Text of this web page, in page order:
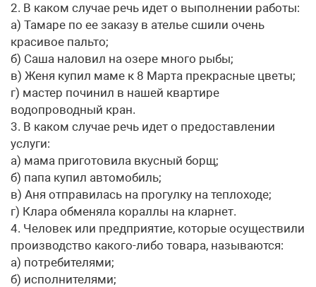
2. В каком случае речь идет о выполнении работы:
а) Тамаре по ее заказу в ателье сшили очень
красивое пальто;
б) Саша наловил на озере много рыбы;
в) Женя купил маме к 8 Марта прекрасные цветы;
г) мастер починил в нашей квартире
водопроводный кран.
3. В каком случае речь идет о предоставлении
услуги:
а) мама приготовила вкусный борщ;
б) папа купил автомобиль;
в) Аня отправилась на прогулку на теплоходе;
г) Клара обменяла кораллы на кларнет.
4. Человек или предприятие, которые осуществили
производство какого-либо товара, называются:
а) потребителями;
б) исполнителями;